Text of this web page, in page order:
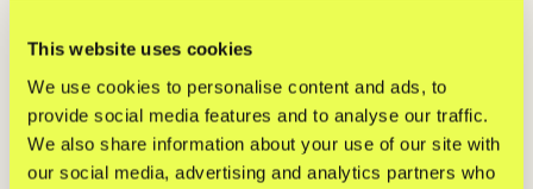
This website uses cookies
We use cookies to personalise content and ads, to
provide social media features and to analyse our traffic.
We also share information about your use of our site with
our social media, advertising and analytics partners who
drifte kassen sin.
En kassarevolusjon, ett skritt om gangen